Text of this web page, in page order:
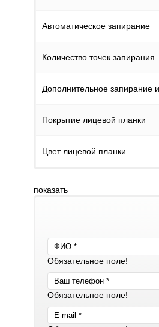
Автоматическое запирание
Количество точек запирания
Дополнительное запирание
Покрытие лицевой планки
Цвет лицевой планки
показать
Обязательное поле!
Обязательное поле!